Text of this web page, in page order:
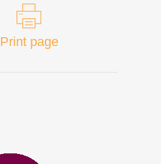
Print page